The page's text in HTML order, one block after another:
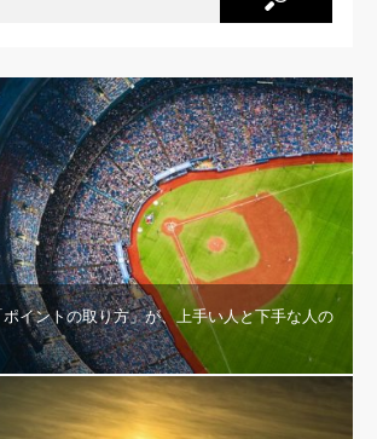
イントの取り方」が、上手い人と下手な人の